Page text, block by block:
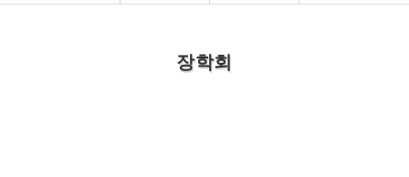
장학회